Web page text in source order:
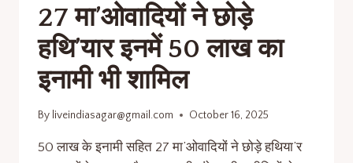
27 मा’ओवादियों ने छोड़े
हथि’यार इनमें 50 लाख का
इनामी भी शामिल
By liveindiasagar@gmail.com October 16, 2025
50 लाख के इनामी सहित 27 मा’ओवादियों ने छोड़े हथिया’र